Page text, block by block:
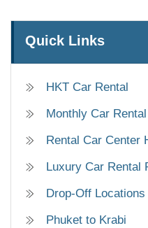
Quick Links
HKT Car Rental
Monthly Car
Rental Car Center
Luxury Car Rental
Drop-Off
Phuket to Krabi